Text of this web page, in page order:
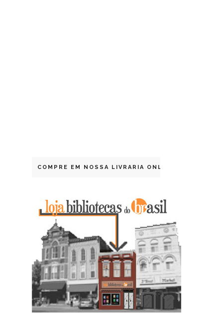
COMPRE EM NOSSA LIVRARIA ONLINE